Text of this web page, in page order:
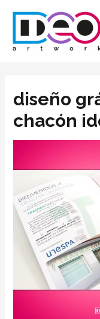
diseño
chacón